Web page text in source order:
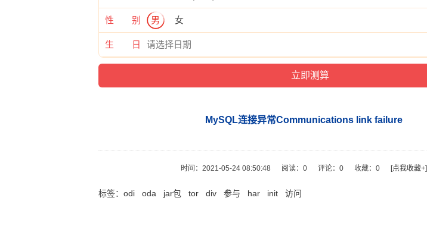
性 别 男 女
生 日
MySQL连接异常Communications link failure
时间：2021-05-24 08:50:48 阅读：0 评论：0 收藏：0 [点我收藏+]
标签： odi oda jar包 tor div 参与 har init 访问